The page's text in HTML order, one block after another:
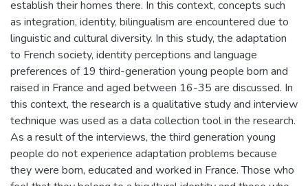
establish their homes there. In this context, concepts such
as integration, identity, bilingualism are encountered due to
linguistic and cultural diversity. In this study, the adaptation
to French society, identity perceptions and language
preferences of 19 third-generation young people born and
raised in France and aged between 16-35 are discussed. In
this context, the research is a qualitative study and interview
technique was used as a data collection tool in the research.
As a result of the interviews, the third generation young
people do not experience adaptation problems because
they were born, educated and worked in France. Those who